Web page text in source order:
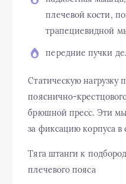
плечевой кости,
трапециевидной
передние пучки
Статическую нагрузку
пояснично-
брюшной пресс. Эти
за фиксацию корпуса
Тяга штанги к
плечевого пояса